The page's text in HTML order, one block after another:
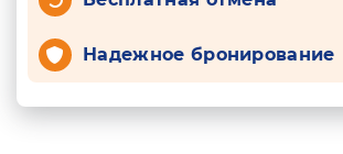
Надежное бронирование